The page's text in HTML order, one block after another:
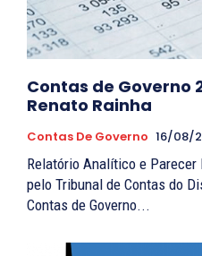
Contas de Governo
Renato Rainha
Contas De Governo 16/08/
Relatório Analítico e Parecer
pelo Tribunal de Contas do
Contas de Governo...